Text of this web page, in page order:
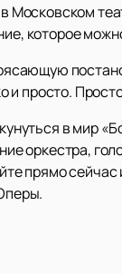
Московском
которое
и просто.
в мир
оркестра,
прямо сейчас